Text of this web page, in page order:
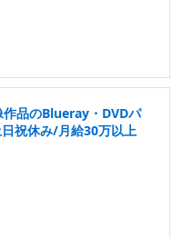
作品のBlueray・DVDパ
祝休み/月給30万以上